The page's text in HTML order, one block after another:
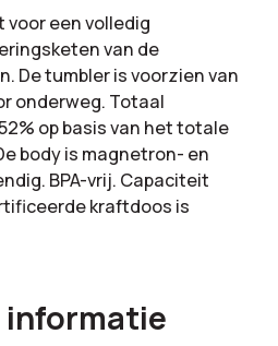
een volledig
van de
De tumbler is voorzien van
onderweg. Totaal
op basis van het totale
body is magnetron- en
BPA-vrij. Capaciteit
kraftdoos is
informatie